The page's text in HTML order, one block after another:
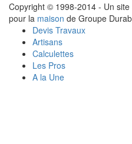
Copyright © 1998-2014 - Un site
pour la maison de Groupe
Devis Travaux
Artisans
Calculettes
Les Pros
A la Une